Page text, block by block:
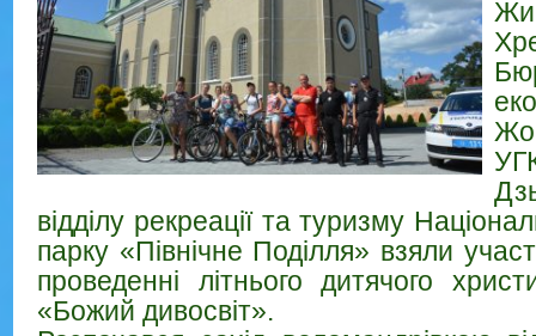
відділу рекреації та туризму
парку «Північне Поділля» взяли
проведенні літнього дитячого
«Божий дивосвіт».